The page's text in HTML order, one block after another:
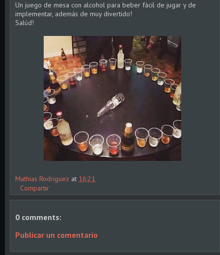
Un juego de mesa con alcohol para beber fácil de jugar y de
implementar, además de muy divertido!
Salúd!
Mathias Rodriguez at 16:21
Compartir
0 comments:
Publicar un comentario